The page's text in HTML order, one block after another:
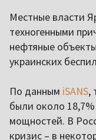
Местные власти
техногенными
нефтяные
украинских
По данным iSANS,
были около
мощностей. В
кризис – в